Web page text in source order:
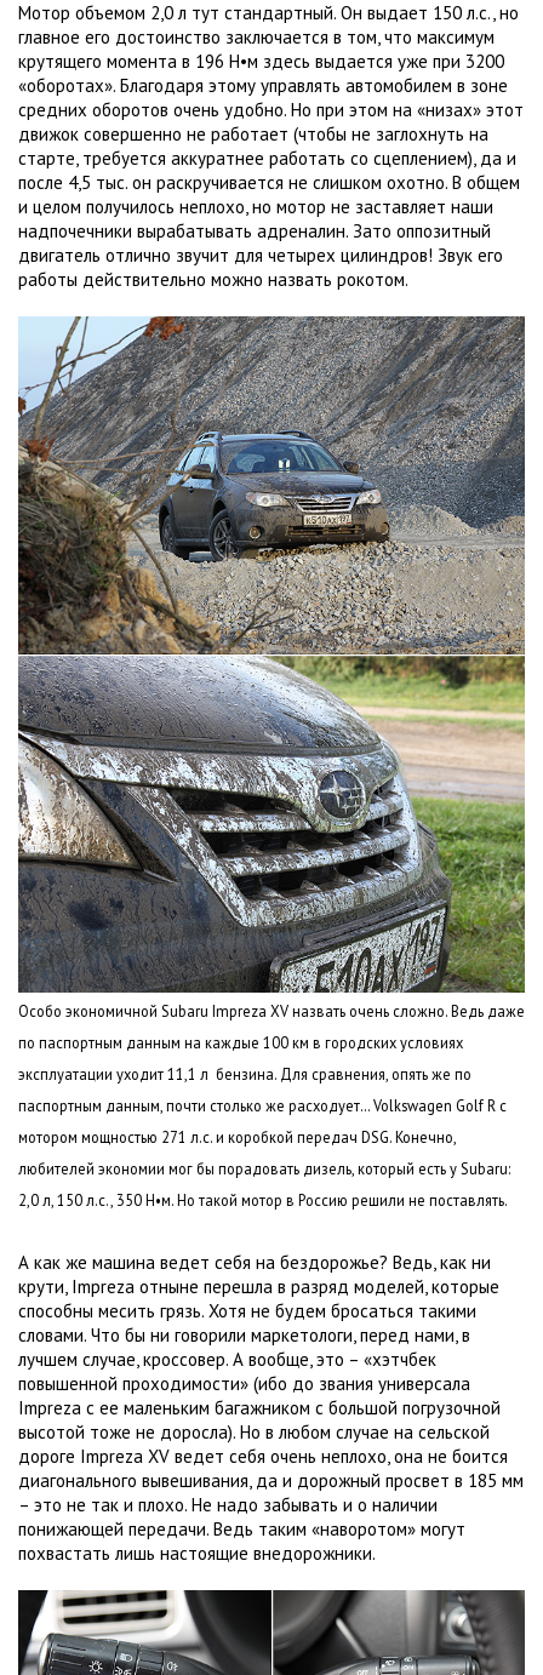
Мотор объемом 2,0 л тут стандартный. Он выдает 150 л.с., но
главное его достоинство заключается в том, что максимум
крутящего момента в 196 Н•м здесь выдается уже при 3200
«оборотах». Благодаря этому управлять автомобилем в зоне
средних оборотов очень удобно. Но при этом на «низах» этот
движок совершенно не работает (чтобы не заглохнуть на
старте, требуется аккуратнее работать со сцеплением), да и
после 4,5 тыс. он раскручивается не слишком охотно. В общем
и целом получилось неплохо, но мотор не заставляет наши
надпочечники вырабатывать адреналин. Зато оппозитный
двигатель отлично звучит для четырех цилиндров! Звук его
работы действительно можно назвать рокотом.
Особо экономичной Subaru Impreza XV назвать очень сложно. Ведь даже
по паспортным данным на каждые 100 км в городских условиях
эксплуатации уходит11,1 л бензина. Для сравнения, опять же по
паспортным данным, почти столько же расходует… Volkswagen Golf R с
мотором мощностью 271 л.с. и коробкой передач DSG. Конечно,
любителей экономии мог бы порадовать дизель, который есть у Subaru:
2,0 л 150 л.с., 350 Н•м. Но такой мотор в Россию решили не поставлять.
А как же машина ведет себя на бездорожье? Ведь, как ни
крути, Impreza отныне перешла в разряд моделей, которые
способны месить грязь. Хотя не будем бросаться такими
словами. Что бы ни говорили маркетологи, перед нами, в
лучшем случае, кроссовер. А вообще, это – «хэтчбек
повышенной проходимости» (ибо до звания универсала
Impreza с ее маленьким багажником с большой погрузочной
высотой тоже не доросла). Но в любом случае на сельской
дороге Impreza XV ведет себя очень неплохо, она не боится
диагонального вывешивания, да и дорожный просвет в 185 мм
– это не так и плохо. Не надо забывать и о наличии
понижающей передачи. Ведь таким «наворотом» могут
похвастать лишь настоящие внедорожники.